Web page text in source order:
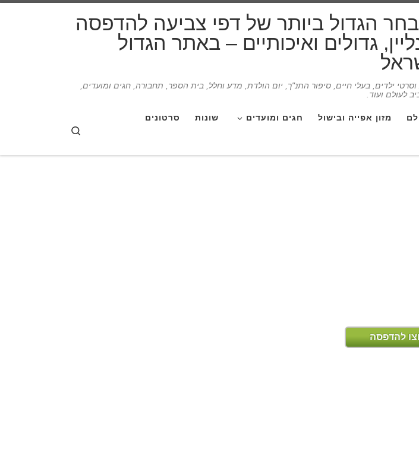
הגדול ביותר של דפי צביעה להדפסה
גדולים ואיכותיים – באתר הגדול
ילדים, בעלי חיים, סיפור התנ"ך, יום הולדת, מדע וחלל, בית הספר, תחבורה, חגים ומועדים,
לעולם ועוד.
מזון אפייה ובישול חגים ומועדים שונות סרטונים
להדפסה